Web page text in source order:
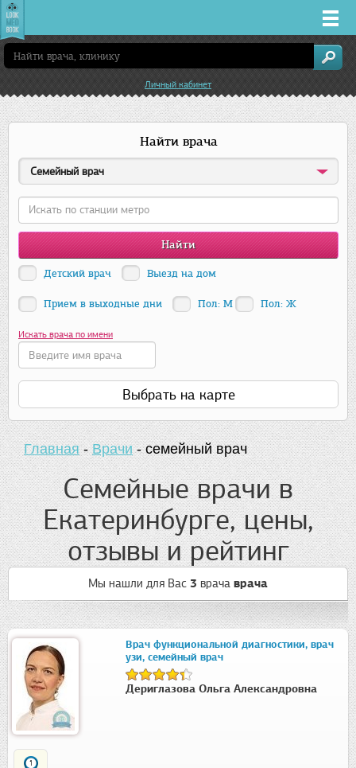
Врачи
Клиники
Лекарства
Акции
Услуги
Екатеринбург
Личный кабинет
Найти врача
Семейный врач
Детский врач Выезд на дом
Прием в выходные дни Пол: М Пол: Ж
Искать врача по имени
Выбрать на карте
Главная-Врачи-семейный врач
Семейные врачи в
Екатеринбурге, цены,
отзывы и рейтинг
Мы нашли для Вас 3 врача врача
Врач функциональной диагностики, врач
узи, семейный врач
Дериглазова Ольга Александровна
1